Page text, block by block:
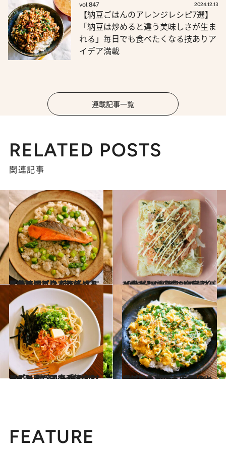
vol.847 2024.12.13
【納豆ごはんのアレンジレシピ7選】
「納豆は炒めると違う美味しさが生ま
れる」毎日でも食べたくなる技ありア
イデア満載
連載記事一覧
RELATED POSTS
関連記事
2024.5.31
【魚の切り身で作るごちそうレシピ】 鮭のムニエルのっけアスパラごはん ほぐしてごはんと絡めると美味！
グルメ 2024.1.20
【食べれば〇〇シリーズレシピ】 揚げない“鮭フライ”トースト 鮭に自家製パン粉をかけるだけ！
グルメ
2023.11.12
【ごちそう即席パスタレシピ】 鮭フレーク×バターのっけパスタ 味付けはめんつゆだけで手軽！
グルメ 2024.5.11
【ごはんが止まらないレシピ】 しらすにら玉のっけごはん 白だしを使うと食材の色がくっきり
グルメ
FEATURE